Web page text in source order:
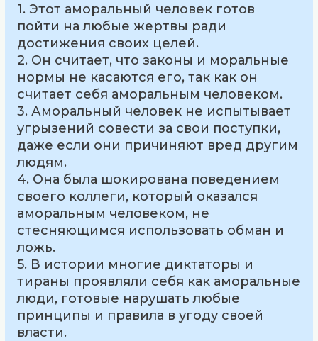
1. Этот аморальный человек готов
пойти на любые жертвы ради
достижения своих целей.
2. Он считает, что законы и моральные
нормы не касаются его, так как он
считает себя аморальным человеком.
3. Аморальный человек не испытывает
угрызений совести за свои поступки,
даже если они причиняют вред другим
людям.
4. Она была шокирована поведением
своего коллеги, который оказался
аморальным человеком, не
стесняющимся использовать обман и
ложь.
5. В истории многие диктаторы и
тираны проявляли себя как аморальные
люди, готовые нарушать любые
принципы и правила в угоду своей
власти.